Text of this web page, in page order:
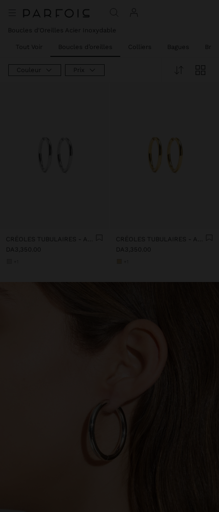
Boucles d'Oreilles Acier Inoxydable​
Tout Voir Boucles d’oreilles Colliers Bagues
Couleur Prix
CRÉOLES TUBULAIRES - ACIER INOXYDABLE
DA3,350.00
CRÉOLES TUBULAIRES - ACIER INOXYDABLE
DA3,350.00